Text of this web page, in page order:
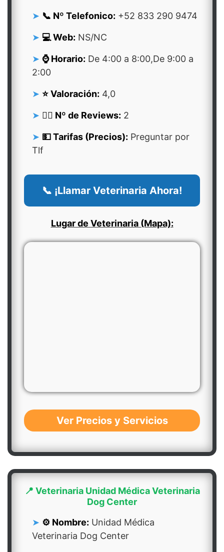
📞 Nº Telefonico: +52 833 290 9474
💻 Web: NS/NC
⌚ Horario: De 4:00 a 8:00,De 9:00 a
2:00
⭐ Valoración: 4,0
👍🏻 Nº de Reviews: 2
💵 Tarifas (Precios): Preguntar por
Tlf
📞 ¡Llamar Veterinaria Ahora!
Lugar de Veterinaria (Mapa):
Ver Precios y Servicios
📍 Veterinaria Unidad Médica Veterinaria
Dog Center
⚙️ Nombre: Unidad Médica
Veterinaria Dog Center